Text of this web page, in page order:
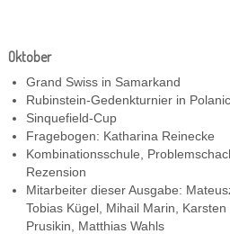
Oktober
Grand Swiss in Samarkand
Rubinstein-Gedenkturnier in
Sinquefield-Cup
Fragebogen: Katharina Reinecke
Kombinationsschule,
Rezension
Mitarbeiter dieser Ausgabe:
Tobias Kügel, Mihail Marin,
Prusikin, Matthias Wahls